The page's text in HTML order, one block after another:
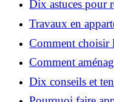
Dix astuces pour
appartement
Travaux en
et bonnes pratiques
Comment choisir
décoration et
Comment
combles en
Dix conseils et
de la maison